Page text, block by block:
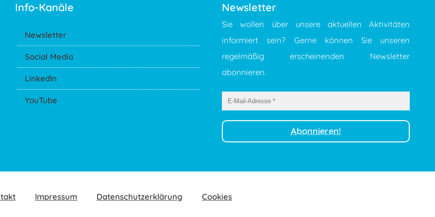
Info-Kanäle
Newsletter
Social Media
LinkedIn
YouTube
Newsletter
Sie wollen über unsere aktuellen Aktivitäten
informiert sein? Gerne können Sie unseren
regelmäßig erscheinenden Newsletter
abonnieren.
Impressum Datenschutzerklärung Cookies